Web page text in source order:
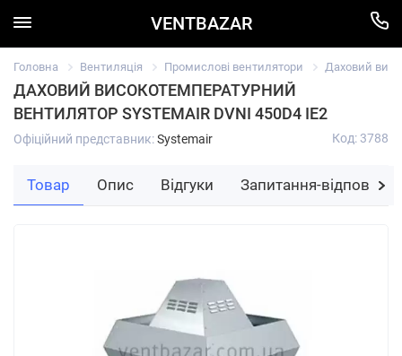
VENTBAZAR
Головна Вентиляція Промислові вентилятори Даховий
ДАХОВИЙ ВИСОКОТЕМПЕРАТУРНИЙ
ВЕНТИЛЯТОР SYSTEMAIR DVNI 450D4 IE2
Офіційний представник:Systemair Код: 3788
Товар Опис Відгуки Запитання-відповідь